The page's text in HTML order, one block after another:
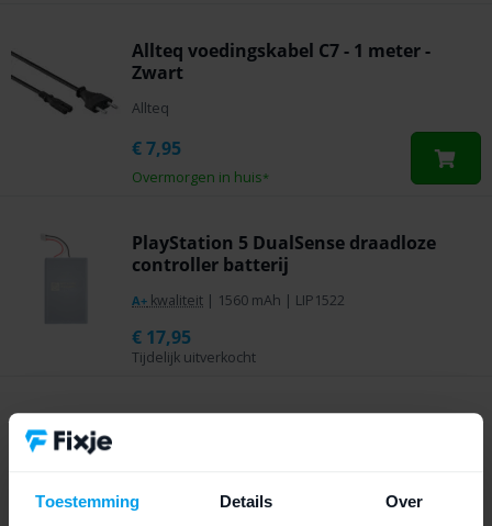
Toestemming Details Over
Allteq voedingskabel C7 - 1 meter -
Zwart
Allteq
Overmorgen in huis*
€7,95
PlayStation 5 DualSense draadloze
controller batterij
A+ kwaliteit | 1560 mAh | LIP1522
Tijdelijk uitverkocht
€ 17,95
Tijdelijk uitverkocht
€